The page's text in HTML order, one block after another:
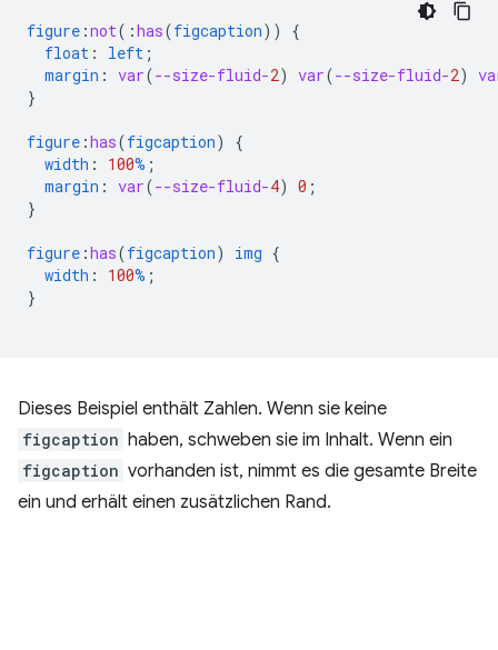
figure :not( :has(figcaption))
{
float : left ;
margin : var(--size-fluid-2) var(--size-fluid-2)
}
figure :has(figcaption)
{
width : 100% ;
margin : var(--size-fluid-4) 0 ;
}
figure :has(figcaption) img {
width : 100% ;
}
Dieses Beispiel enthält Zahlen. Wenn sie keine
figcaption haben, schweben sie im Inhalt. Wenn ein
figcaption vorhanden ist, nimmt es die gesamte Breite
ein und erhält einen zusätzlichen Rand.